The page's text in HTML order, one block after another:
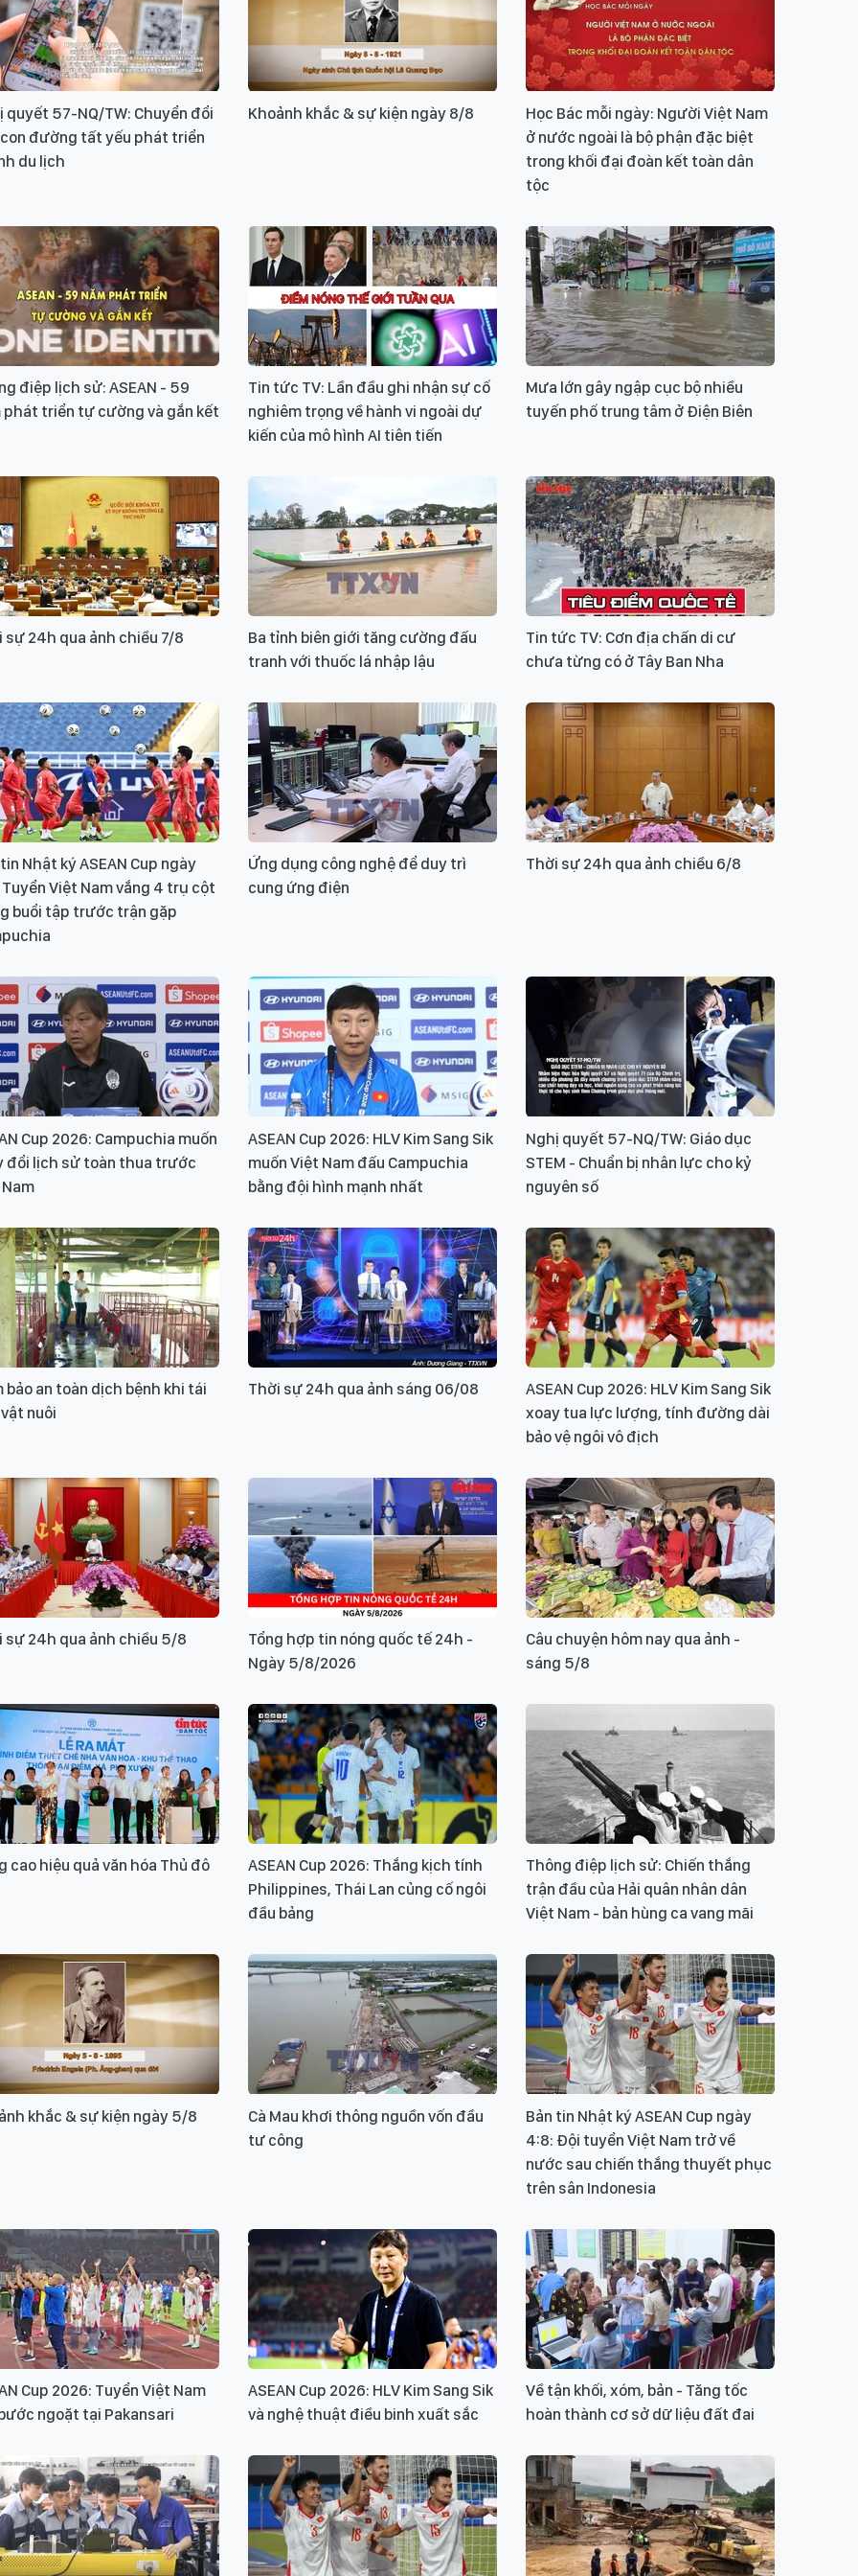
quyết 57-NQ/TW: Chuyển đổi
đường tất yếu phát triển
du lịch
Khoảnh khắc & sự kiện ngày 8/8
Học Bác mỗi ngày: Người Việt Nam
ở nước ngoài là bộ phận đặc biệt
trong khối đại đoàn kết toàn dân
tộc
điệp lịch sử: ASEAN - 59
phát triển tự cường và gắn kết
Tin tức TV: Lần đầu ghi nhận sự cố
nghiêm trọng về hành vi ngoài dự
kiến của mô hình AI tiên tiến
Mưa lớn gây ngập cục bộ nhiều
tuyến phố trung tâm ở Điện Biên
sự 24h qua ảnh chiều 7/8
Ba tỉnh biên giới tăng cường đấu
tranh với thuốc lá nhập lậu
Tin tức TV: Cơn địa chấn di cư
chưa từng có ở Tây Ban Nha
Nhật ký ASEAN Cup ngày
Việt Nam vắng 4 trụ cột
buổi tập trước trận gặp
Ứng dụng công nghệ để duy trì
cung ứng điện
Thời sự 24h qua ảnh chiều 6/8
Cup 2026: Campuchia muốn
đổi lịch sử toàn thua trước
ASEAN Cup 2026: HLV Kim Sang Sik
muốn Việt Nam đấu Campuchia
bằng đội hình mạnh nhất
Nghị quyết 57-NQ/TW: Giáo dục
STEM - Chuẩn bị nhân lực cho kỷ
nguyên số
bảo an toàn dịch bệnh khi tái
nuôi
Thời sự 24h qua ảnh sáng 06/08
ASEAN Cup 2026: HLV Kim Sang Sik
xoay tua lực lượng, tính đường dài
bảo vệ ngôi vô địch
sự 24h qua ảnh chiều 5/8
Tổng hợp tin nóng quốc tế 24h -
Ngày 5/8/2026
Câu chuyện hôm nay qua ảnh -
sáng 5/8
cao hiệu quả văn hóa Thủ đô
ASEAN Cup 2026: Thắng kịch tính
Philippines, Thái Lan củng cố ngôi
đầu bảng
Thông điệp lịch sử: Chiến thắng
trận đầu của Hải quân nhân dân
Việt Nam - bản hùng ca vang mãi
khắc & sự kiện ngày 5/8
Cà Mau khơi thông nguồn vốn đầu
tư công
Bản tin Nhật ký ASEAN Cup ngày
4:8: Đội tuyển Việt Nam trở về
nước sau chiến thắng thuyết phục
trên sân Indonesia
Cup 2026: Tuyển Việt Nam
ngoặt tại Pakansari
ASEAN Cup 2026: HLV Kim Sang Sik
và nghệ thuật điều binh xuất sắc
Về tận khối, xóm, bản - Tăng tốc
hoàn thành cơ sở dữ liệu đất đai